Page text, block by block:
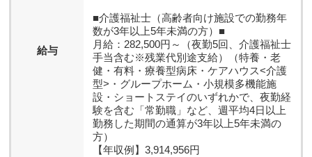
給与
■介護福祉士（高齢者向け施設での勤務年
数が3年以上5年未満の方）■
月給：282,500円～（夜勤5回、介護福祉士
手当含む※残業代別途支給）（特養・老
健・有料・療養型病床・ケアハウス<介護
型>・グループホーム・小規模多機能施
設・ショートステイのいずれかで、夜勤経
験を含む「常勤職」など、週平均4日以上
勤務した期間の通算が3年以上5年未満の
方）
【年収例】3,914,956円